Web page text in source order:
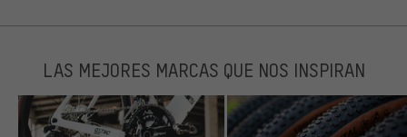
LAS MEJORES MARCAS QUE NOS INSPIRAN